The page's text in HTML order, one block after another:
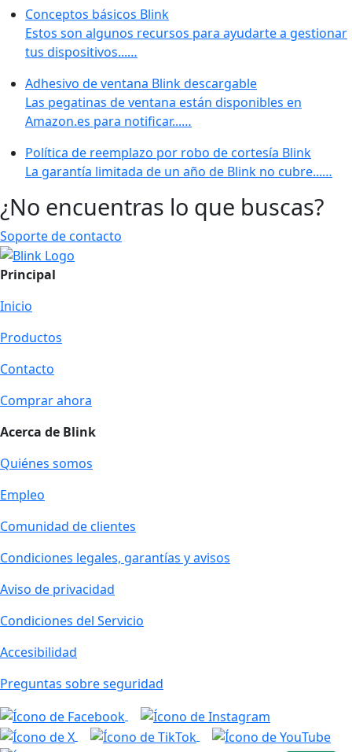
Conceptos básicos Blink
Estos son algunos recursos para ayudarte a gestionar
tus dispositivos...…
Adhesivo de ventana Blink descargable
Las pegatinas de ventana están disponibles en
Amazon.es para notificar...…
Política de reemplazo por robo de cortesía Blink
La garantía limitada de un año de Blink no cubre...…
¿No encuentras lo que buscas?
Soporte de contacto
Principal
Inicio
Productos
Contacto
Comprar ahora
Acerca de Blink
Quiénes somos
Empleo
Comunidad de clientes
Condiciones legales, garantías y avisos
Aviso de privacidad
Condiciones del Servicio
Accesibilidad
Preguntas sobre seguridad